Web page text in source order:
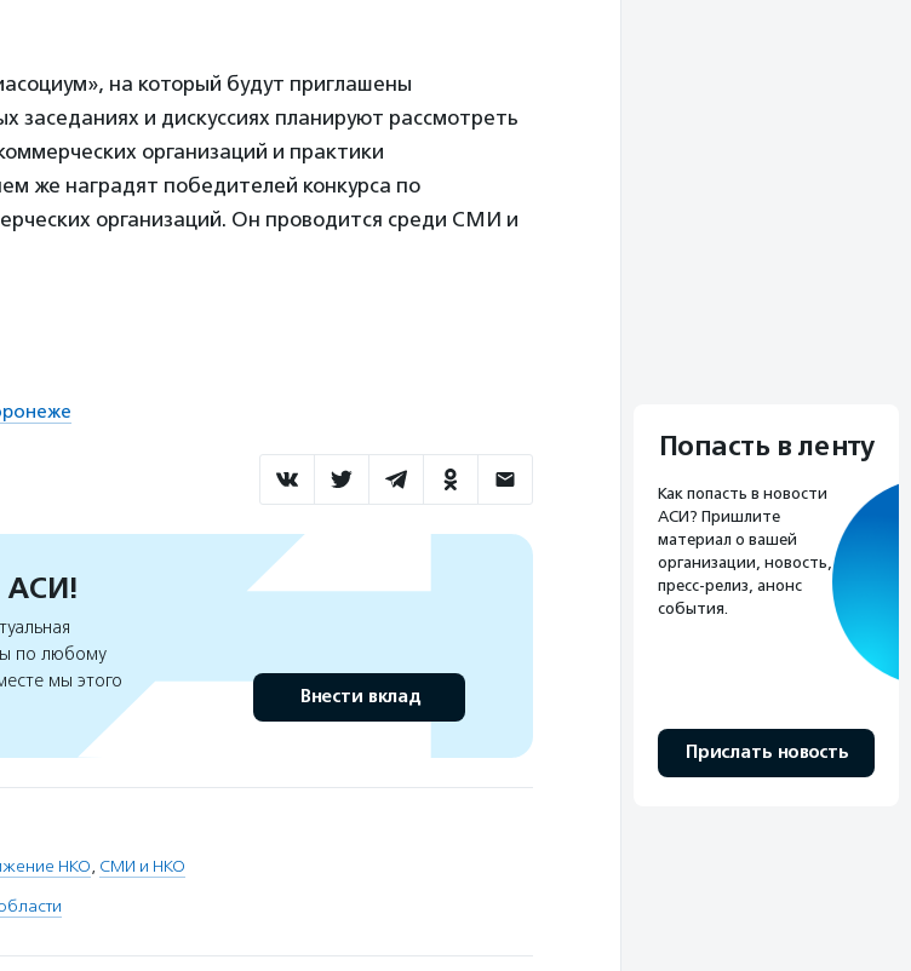
на который будут приглашены
и дискуссиях планируют рассмотреть
организаций и практики
же наградят победителей конкурса по
организаций. Он проводится среди СМИ и
АСИ!
по любому
мы этого
Внести вклад
НКО, СМИ и НКО
Попасть в ленту
Как попасть в новости
АСИ? Пришлите
материал о вашей
организации, новость,
пресс-релиз, анонс
события.
Прислать новость